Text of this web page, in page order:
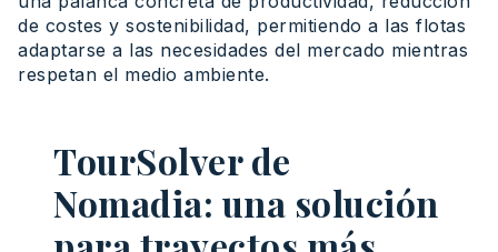
de costes y sostenibilidad, permitiendo a las flotas
adaptarse a las necesidades del mercado mientras
respetan el medio ambiente.
TourSolver de
Nomadia: una solución